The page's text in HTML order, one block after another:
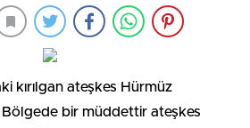
kırılgan ateşkes Hürmüz
Bölgede bir müddettir ateşkes